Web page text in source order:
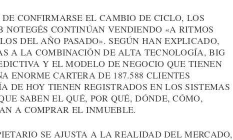
CONFIRMARSE EL CAMBIO DE CICLO, LOS
NOTEGÉS CONTINÚAN VENDIENDO «A RITMOS
DEL AÑO PASADO». SEGÚN HAN EXPLICADO,
A LA COMBINACIÓN DE ALTA TECNOLOGÍA, BIG
Y EL MODELO DE NEGOCIO QUE TIENEN
ENORME CARTERA DE 187.588 CLIENTES
DE HOY TIENEN REGISTRADOS EN LOS SISTEMAS
SABEN EL QUÉ, POR QUÉ, DÓNDE, CÓMO,
A COMPRAR EL INMUEBLE.
SE AJUSTA A LA REALIDAD DEL MERCADO,